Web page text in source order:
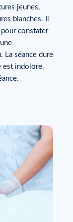
jeunes,
blanches. Il
constater
La séance dure
est indolore.